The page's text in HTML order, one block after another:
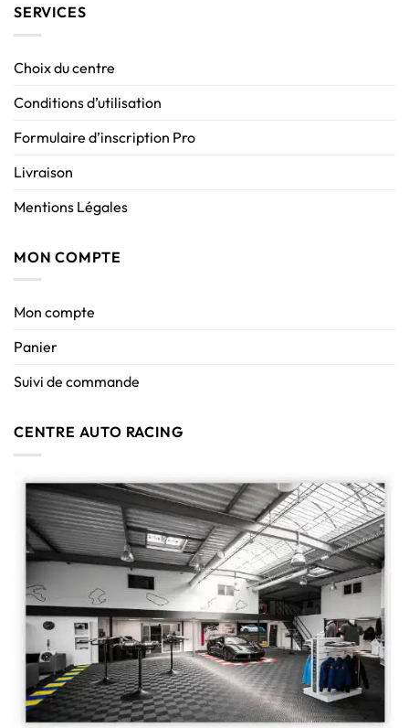
SERVICES
Choix du centre
Conditions d’utilisation
Formulaire d’inscription Pro
Livraison
Mentions Légales
MON COMPTE
Mon compte
Panier
Suivi de commande
CENTRE AUTO RACING